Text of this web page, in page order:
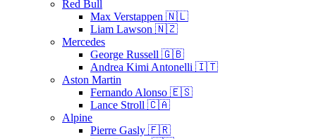
Red Bull
Max Verstappen 🇳🇱
Liam Lawson 🇳🇿
Mercedes
George Russell 🇬🇧
Andrea Kimi Antonelli 🇮🇹
Aston Martin
Fernando Alonso 🇪🇸
Lance Stroll 🇨🇦
Alpine
Pierre Gasly 🇫🇷